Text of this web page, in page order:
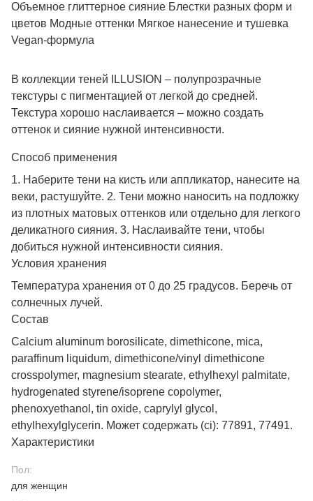
Объемное глиттерное сияние Блестки разных форм и
цветов Модные оттенки Мягкое нанесение и тушевка
Vegan-формула
В коллекции теней ILLUSION – полупрозрачные
текстуры с пигментацией от легкой до средней.
Текстура хорошо наслаивается – можно создать
оттенок и сияние нужной интенсивности.
Способ применения
1. Наберите тени на кисть или аппликатор, нанесите на
веки, растушуйте. 2. Тени можно наносить на подложку
из плотных матовых оттенков или отдельно для легкого
деликатного сияния. 3. Наслаивайте тени, чтобы
добиться нужной интенсивности сияния.
Условия хранения
Температура хранения от 0 до 25 градусов. Беречь от
солнечных лучей.
Состав
Calcium aluminum borosilicate, dimethicone, mica,
paraffinum liquidum, dimethicone/vinyl dimethicone
crosspolymer, magnesium stearate, ethylhexyl palmitate,
hydrogenated styrene/isoprene copolymer,
phenoxyethanol, tin oxide, caprylyl glycol,
ethylhexylglycerin. Может содержать (ci): 77891, 77491.
Характеристики
Пол:
для женщин